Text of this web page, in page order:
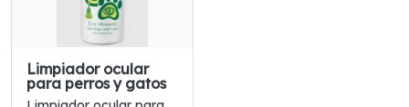
Limpiador ocular
para perros y gatos